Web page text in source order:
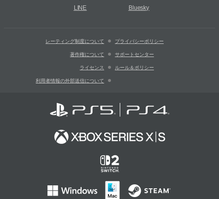
LINE Bluesky
レーティング制度について プライバシーポリシー
著作権について サポートセンター
ライセンス ルール＆ポリシー
利用者情報の外部送信について